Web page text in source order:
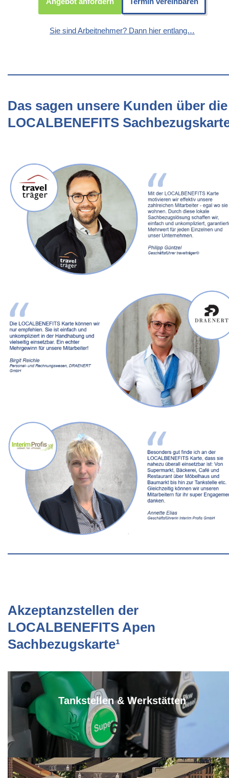
Sie sind Arbeitnehmer? Dann hier entlang…
Das sagen unsere Kunden über die
LOCALBENEFITS
Akzeptanzstellen der
LOCALBENEFITS Apen
Sachbezugskarte¹
Tankstellen & Werkstätten
6 x